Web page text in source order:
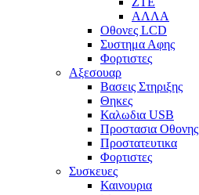
ΑΛΛΑ
Οθονες LCD
Συστημα Αφης
Φορτιστες
Αξεσουαρ
Βασεις Στηριξης
Θηκες
Καλωδια USB
Προστασια Οθονης
Προστατευτικα
Φορτιστες
Συσκευες
Καινουρια